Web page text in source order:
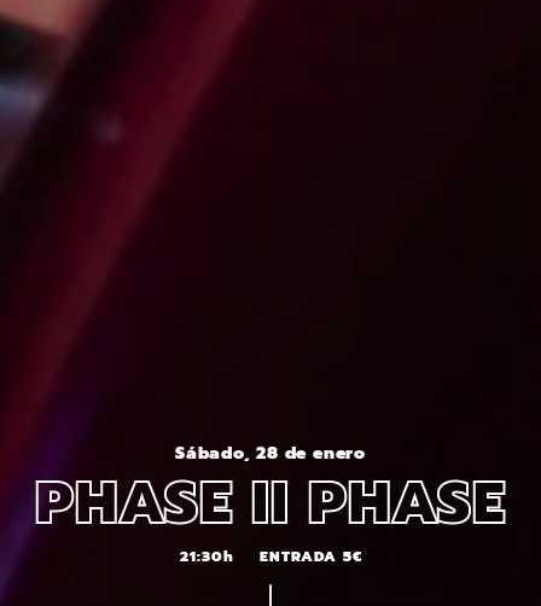
Sábado, 28 de enero
PHASE II PHASE
21:30h ENTRADA 5€